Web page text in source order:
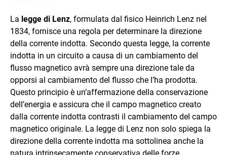
La legge di Lenz, formulata dal fisico Heinrich Lenz nel
1834, fornisce una regola per determinare la direzione
della corrente indotta. Secondo questa legge, la corrente
indotta in un circuito a causa di un cambiamento del
flusso magnetico avrà sempre una direzione tale da
opporsi al cambiamento del flusso che l’ha prodotta.
Questo principio è un’affermazione della conservazione
dell’energia e assicura che il campo magnetico creato
dalla corrente indotta contrasti il cambiamento del campo
magnetico originale. La legge di Lenz non solo spiega la
direzione della corrente indotta ma sottolinea anche la